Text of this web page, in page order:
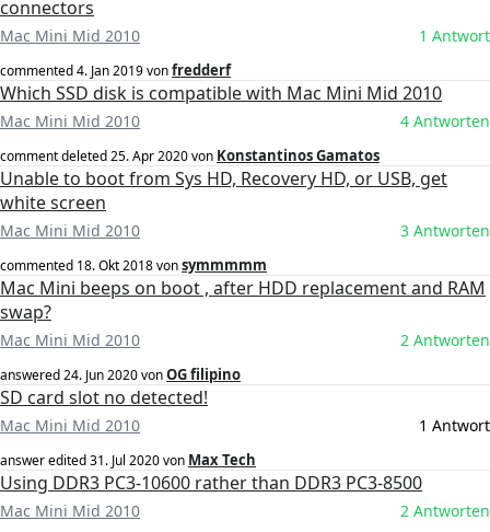
connectors
Mac Mini Mid 2010 1 Antwort
commented4. Jan 2019vonfredderf
Which SSD disk is compatible with Mac Mini Mid 2010
Mac Mini Mid 2010 4 Antworten
comment deleted25. Apr 2020von Konstantinos Gamatos
Unable to boot from Sys HD, Recovery HD, or USB, get
white screen
Mac Mini Mid 2010 3 Antworten
commented 18. Okt 2018vonsymmmmm
Mac Mini beeps on boot , after HDD replacement and RAM
swap?
Mac Mini Mid 2010 2 Antworten
answered24. Jun 2020vonOG filipino
SD card slot no detected!
Mac Mini Mid 2010 1 Antwort
answer edited31. Jul 2020von Max Tech
Using DDR3 PC3-10600 rather than DDR3 PC3-8500
Mac Mini Mid 2010 2 Antworten